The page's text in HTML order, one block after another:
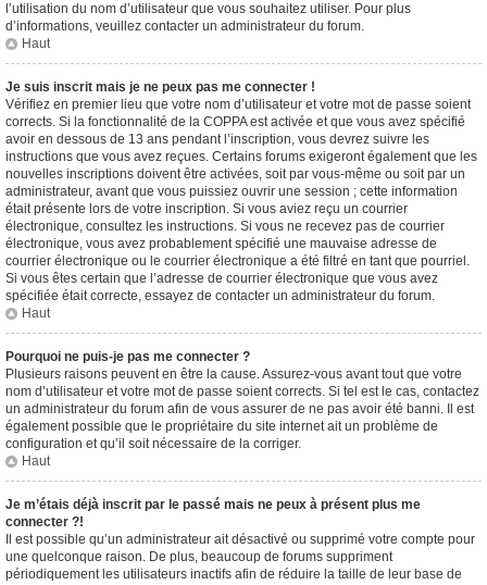
l’utilisation du nom d’utilisateur que vous souhaitez utiliser. Pour plus
d’informations, veuillez contacter un administrateur du forum.
Haut
Je suis inscrit mais je ne peux pas me connecter !
Vérifiez en premier lieu que votre nom d’utilisateur et votre mot de passe soient
corrects. Si la fonctionnalité de la COPPA est activée et que vous avez spécifié
avoir en dessous de 13 ans pendant l’inscription, vous devrez suivre les
instructions que vous avez reçues. Certains forums exigeront également que les
nouvelles inscriptions doivent être activées, soit par vous-même ou soit par un
administrateur, avant que vous puissiez ouvrir une session ; cette information
était présente lors de votre inscription. Si vous aviez reçu un courrier
électronique, consultez les instructions. Si vous ne recevez pas de courrier
électronique, vous avez probablement spécifié une mauvaise adresse de
courrier électronique ou le courrier électronique a été filtré en tant que pourriel.
Si vous êtes certain que l’adresse de courrier électronique que vous avez
spécifiée était correcte, essayez de contacter un administrateur du forum.
Haut
Pourquoi ne puis-je pas me connecter ?
Plusieurs raisons peuvent en être la cause. Assurez-vous avant tout que votre
nom d’utilisateur et votre mot de passe soient corrects. Si tel est le cas, contactez
un administrateur du forum afin de vous assurer de ne pas avoir été banni. Il est
également possible que le propriétaire du site internet ait un problème de
configuration et qu’il soit nécessaire de la corriger.
Haut
Je m’étais déjà inscrit par le passé mais ne peux à présent plus me
connecter ?!
Il est possible qu’un administrateur ait désactivé ou supprimé votre compte pour
une quelconque raison. De plus, beaucoup de forums suppriment
périodiquement les utilisateurs inactifs afin de réduire la taille de leur base de